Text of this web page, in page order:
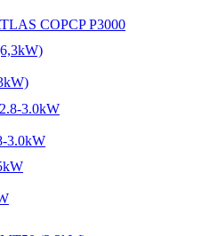
COPCP P3000
3.0kW